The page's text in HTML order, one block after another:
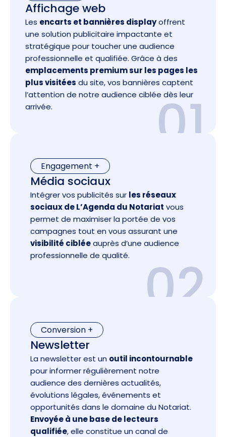
Affichage web
Les encarts et bannières displayoffrent
une solution publicitaire impactante et
stratégique pour toucher une audience
professionnelle et qualifiée. Grâce à des
emplacements premium sur les pages les
plus visitées du site, vos bannières captent
l’attention de notre audience ciblée dès leur
arrivée.
01
Engagement +
Média sociaux
Intégrer vos publicités sur les réseaux
sociaux de L’Agenda du Notariat vous
permet de maximiser la portée de vos
campagnes tout en vous assurant une
visibilité cibléeauprès d’une audience
professionnelle de qualité.
02
Conversion +
Newsletter
La newsletter est un outil incontournable
pour informer régulièrement notre
audience des dernières actualités,
évolutions légales, événements et
opportunités dans le domaine du Notariat.
Envoyée à une base de lecteurs
qualifiée, elle constitue un canal de